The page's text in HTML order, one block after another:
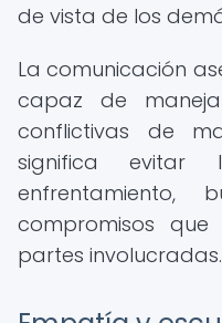
de vista de los
La comunicación
capaz de
conflictivas de
significa
enfrentamiento,
compromisos
partes involucradas.